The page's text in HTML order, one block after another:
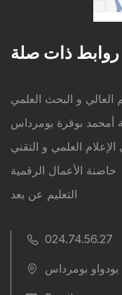
روابط ذات صلة
العالي و البحث العلمي
أمحمد بوقرة بومرداس
العلمي و التقني
حاضنة الأعمال الرقمية
التعليم عن بعد
024.74.56.27
بومرداس